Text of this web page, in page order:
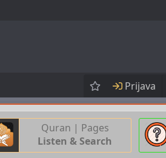
Prijava
Quran | Pages
Listen & Search